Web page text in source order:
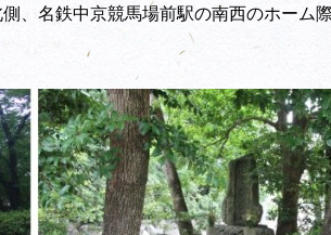
、名鉄中京競馬場前駅の南西のホーム